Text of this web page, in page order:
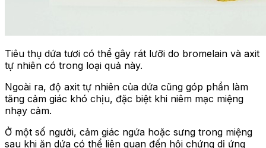
Tiêu thụ dứa tươi có thể gây rát lưỡi do bromelain và axit
tự nhiên có trong loại quả này.
Ngoài ra, độ axit tự nhiên của dứa cũng góp phần làm
tăng cảm giác khó chịu, đặc biệt khi niêm mạc miệng
nhạy cảm.
Ở một số người, cảm giác ngứa hoặc sưng trong miệng
sau khi ăn dứa có thể liên quan đến hội chứng dị ứng